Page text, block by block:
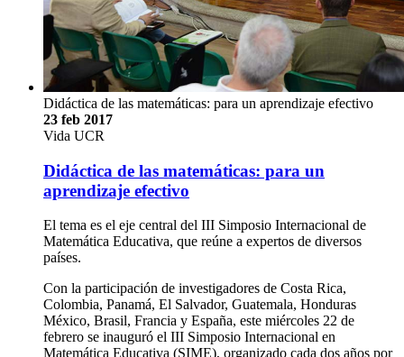
Didáctica de las matemáticas: para un aprendizaje efectivo
23 feb 2017
Vida UCR
Didáctica de las matemáticas: para un
aprendizaje efectivo
El tema es el eje central del III Simposio Internacional de
Matemática Educativa, que reúne a expertos de diversos
países.
Con la participación de investigadores de Costa Rica,
Colombia, Panamá, El Salvador, Guatemala, Honduras
México, Brasil, Francia y España, este miércoles 22 de
febrero se inauguró el III Simposio Internacional en
Matemática Educativa (SIME), organizado cada dos años por